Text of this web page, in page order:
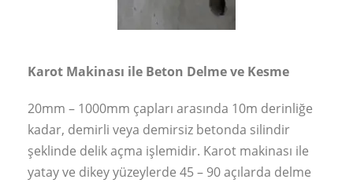
Karot Makinası ile Beton Delme ve Kesme
20mm – 1000mm çapları arasında 10m derinliğe
kadar, demirli veya demirsiz betonda silindir
şeklinde delik açma işlemidir. Karot makinası ile
yatay ve dikey yüzeylerde 45 – 90 açılarda delme